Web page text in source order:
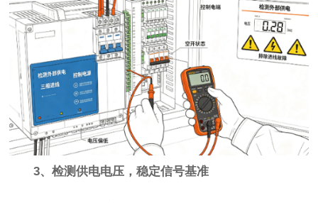
3、检测供电电压，稳定信号基准